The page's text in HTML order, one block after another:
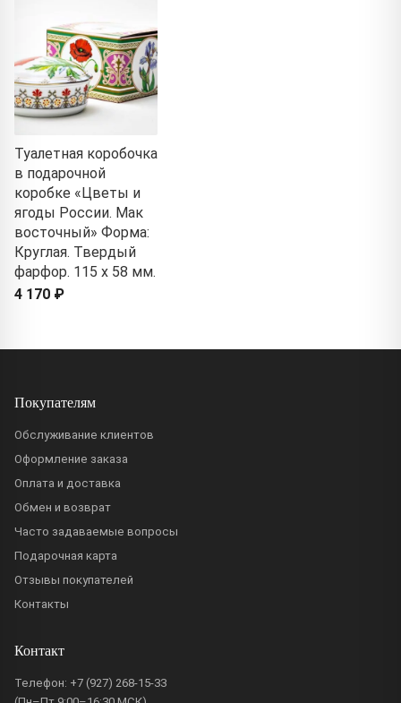
Туалетная коробочка
в подарочной
коробке «Цветы и
ягоды России. Мак
восточный» Форма:
Круглая. Твердый
фарфор. 115 x 58 мм.
4 170 ₽
Покупателям
Обслуживание клиентов
Оформление заказа
Оплата и доставка
Обмен и возврат
Часто задаваемые вопросы
Подарочная карта
Отзывы покупателей
Контакты
Контакт
Телефон: +7 (927) 268-15-33